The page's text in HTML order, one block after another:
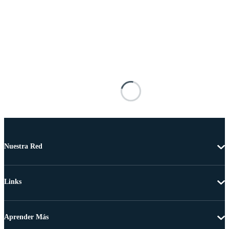
Nuestra Red
Links
Aprender Más